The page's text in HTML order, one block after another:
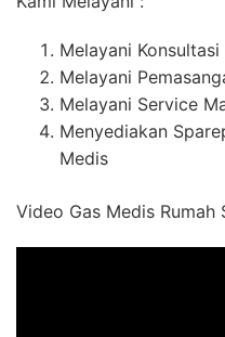
Melayani
Melayani
Melayani Service
Menyediakan
Medis
Video Gas Medis Rumah